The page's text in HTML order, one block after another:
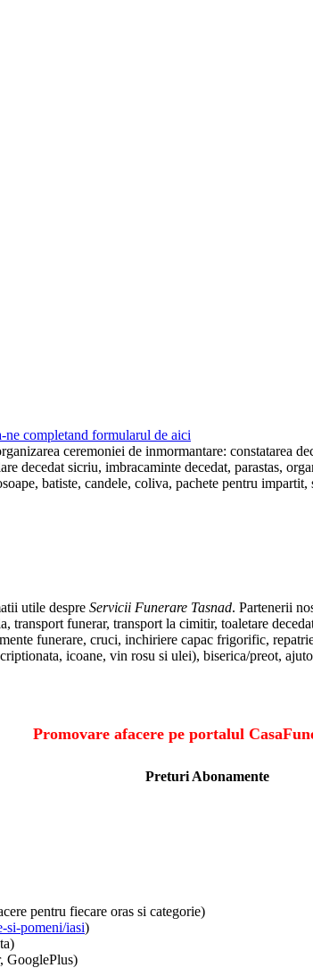
ne completand formularul de aici
ceremoniei de inmormantare: constatarea
decedat sicriu, imbracaminte decedat, parastas,
batiste, candele, coliva, pachete pentru
utile despre Servicii Funerare Tasnad. Partenerii
transport funerar, transport la cimitir, toaletare
funerare, cruci, inchiriere capac frigorific,
icoane, vin rosu si ulei), biserica/preot,
Promovare afacere pe portalul
Preturi Abonamente
pentru fiecare oras si categorie)
si-pomeni/iasi)
GooglePlus)